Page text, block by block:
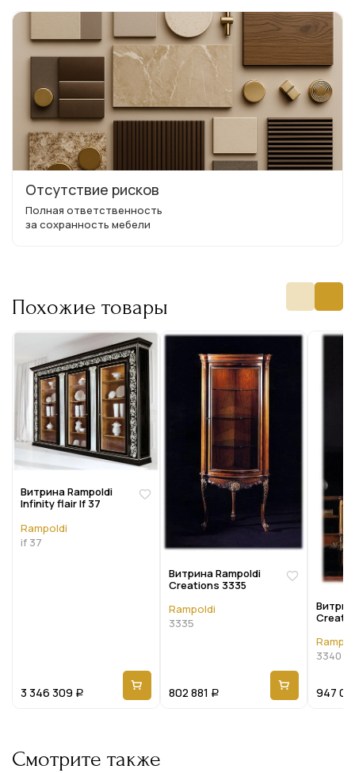
Отсутствие рисков
Полная ответственность
за сохранность мебели
Похожие товары
Витрина Rampoldi
Infinity flair If 37
Rampoldi
if 37
3 346 309 Р
Витрина Rampoldi
Creations 3335
Rampoldi
3335
802 881 Р
3340
947
Смотрите также